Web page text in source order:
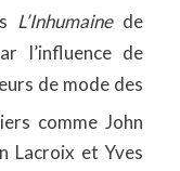
L’Inhumainede
l’influence de
de mode des
comme John
Lacroix et Yves